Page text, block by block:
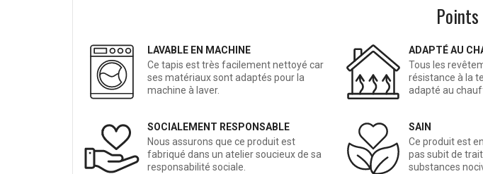
LAVABLE EN MACHINE
Ce tapis est très facilement nettoyé car
ses matériaux sont adaptés pour la
machine à laver.
ADAPTÉ AU
Tous les
résistance à la
adapté au
SOCIALEMENT RESPONSABLE
Nous assurons que ce produit est
fabriqué dans un atelier soucieux de sa
responsabilité sociale.
SAIN
Ce produit est
pas subit de
substances